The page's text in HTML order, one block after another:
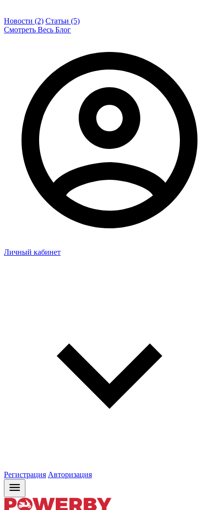
Новости (2) Статьи (5)
Смотреть Весь Блог
Личный кабинет
Регистрация Авторизация